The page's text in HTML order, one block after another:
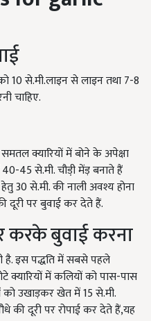
10 से.मी.लाइन से लाइन तथा 7-8
चाहिए.
क्यारियों में बोने के अपेक्षा
45 से.मी. चौडी़ मेंड़ बनाते हैं
30 से.मी. की नाली अवश्य होना
दूरी पर बुवाई कर देते हैं.
करके बुवाई करना
है. इस पद्धति में सबसे पहले
क्यारियों में कलियों को पास-पास
को उखाड़कर खेत में 15 से.मी.
की दूरी पर रोपाई कर देते हैं,यह